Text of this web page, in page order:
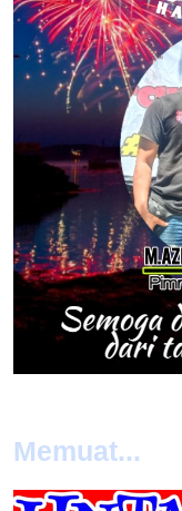
Memuat...